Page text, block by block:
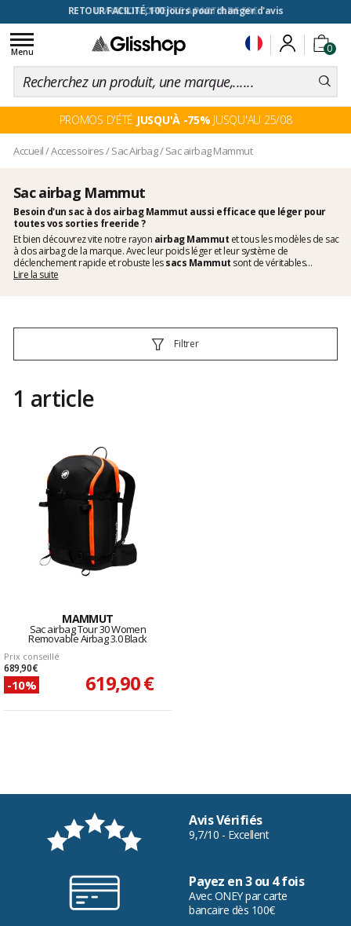
RETOUR FACILITÉ, 100 jours pour changer d'avis
0
Toggle
navigation
Menu
PROMOS D'ÉTÉ JUSQU'À -75% JUSQU'AU 25/08
Accueil/Accessoires/Sac Airbag/Sac airbag Mammut
Sac airbag Mammut
Besoin d'un sac à dos airbag Mammut aussi efficace que léger pour
toutes vos sorties freeride ?
Et bien découvrez vite notre rayon airbag Mammut et tous les modèles de sac
à dos airbag de la marque. Avec leur poids léger et leur système de
déclenchement rapide et robuste lessacs Mammut sont de véritables
références sur le marché. Sans être toutefois une garantie infaillible ils vous
Lire la suite
Filtrer
1 article
MAMMUT
Sac airbag Tour 30 Women
Removable Airbag 3.0 Black
Prix conseillé
689,90 €
-10% 619,90 €
Avis Vérifiés
9,7/10 - Excellent
Payez en 3 ou 4 fois
Avec ONEY par carte
bancaire dès 100€